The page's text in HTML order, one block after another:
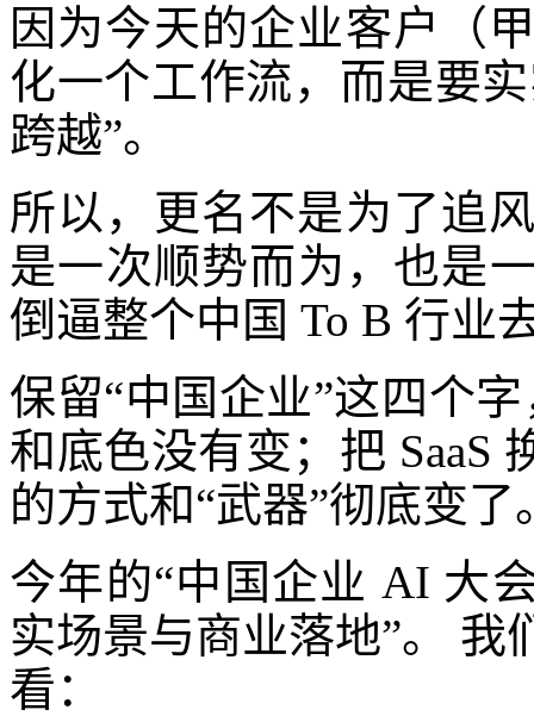
因为今天的企业客户（
化一个工作流，而是要
跨越”。
所以，更名不是为了追
是一次顺势而为，也是
倒逼整个中国 To B 行业
保留“中国企业”这四个
和底色没有变；把 SaaS
的方式和“武器”彻底变了
今年的“中国企业 AI 大
实场景与商业落地”。 我
看：